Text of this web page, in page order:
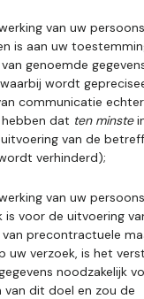
van uw
is aan uw
genoemde
wordt
communicatie
dat ten minste
van de
verhinderd);
van uw
is voor de uitvoering
precontractuele
uw verzoek, is het
noodzakelijk
dit doel en zou de